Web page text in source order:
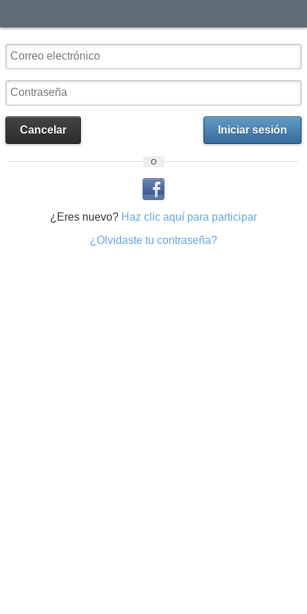
Iniciar sesión
Cancelar
O
¿Eres nuevo? Haz clic aquí para participar
¿Olvidaste tu contraseña?